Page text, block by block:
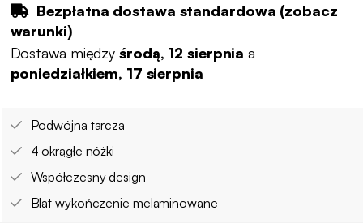
Bezpłatna dostawa standardowa (zobacz
warunki)
Dostawa między środą, 12 sierpnia a
poniedziałkiem, 17 sierpnia
Podwójna tarcza
4 okrągłe nóżki
Współczesny design
Blat wykończenie melaminowane